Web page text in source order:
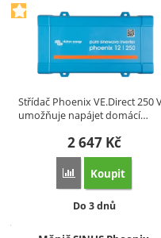
Střídač Phoenix VE.Direct 250
umožňuje napájet domácí…
2 647 Kč
Přidat 'Měnič
Koupit
Dostupnost:
Do 3 dnů